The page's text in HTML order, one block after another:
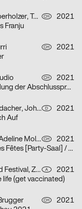
Vera Oberholzer, Tonja Wüthrich CH
2021
Franju
CH
2021
CH
2021
Ausstellung der Abschlussprojekte 2021 HEAD
Tim Lindacher, Johannes Schreiner D
2021
Auf
Studio Adeline Mollard CH
2021
Salle des Fêtes [Party-Saal] / Orphelins [Waisen]
Forward Festival, ZWUPP, Maša Stanic A
2021
life (get vaccinated)
CH
2021